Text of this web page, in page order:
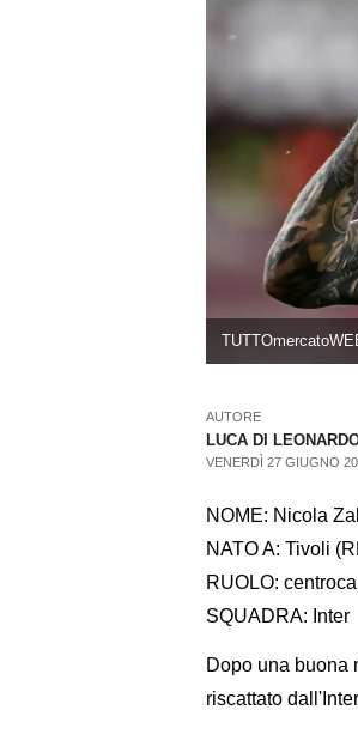
AUTORE
LUCA DI
VENERDÌ 27 GIUGNO
NOME: Nicola
NATO A: Tivoli
RUOLO:
SQUADRA: Inter
Dopo una buona
riscattato